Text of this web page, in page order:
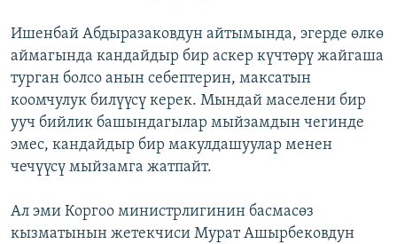
Ишенбай Абдыразаковдун айтымында, эгерде өлкө
аймагында кандайдыр бир аскер күчтөрү жайгаша
турган болсо анын себептерин, максатын
коомчулук билүүсү керек. Мындай маселени бир
ууч бийлик башындагылар мыйзамдын чегинде
эмес, кандайдыр бир макулдашуулар менен
чечүүсү мыйзамга жатпайт.
Ал эми Коргоо министрлигинин басмасөз
кызматынын жетекчиси Мурат Ашырбековдун